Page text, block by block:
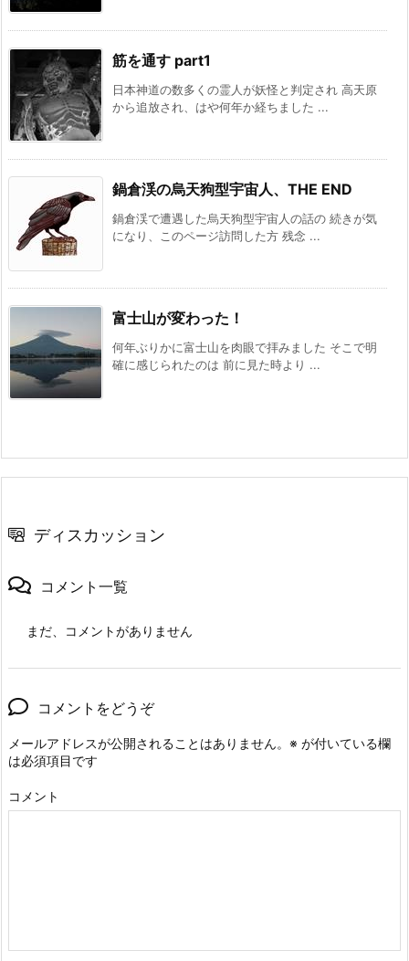
筋を通す part1
日本神道の数多くの霊人が妖怪と判定され 高天原
から追放され、はや何年か経ちました ...
鍋倉渓の烏天狗型宇宙人、THE END
鍋倉渓で遭遇した烏天狗型宇宙人の話の 続きが気
になり、このページ訪問した方 残念 ...
富士山が変わった！
何年ぶりかに富士山を肉眼で拝みました そこで明
確に感じられたのは 前に見た時より ...
ディスカッション
コメント一覧
まだ、コメントがありません
コメントをどうぞ
メールアドレスが公開されることはありません。 ※ が付いている欄
は必須項目です
コメント